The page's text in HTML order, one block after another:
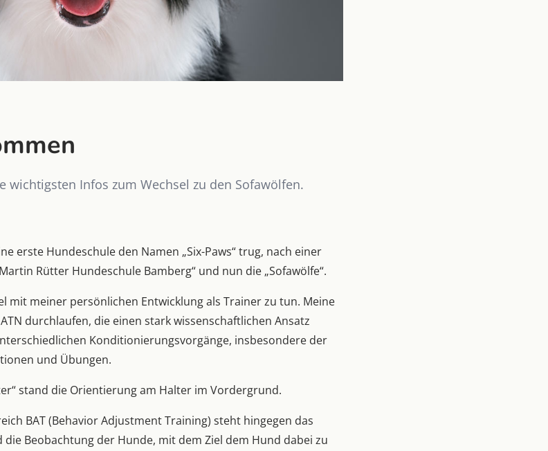
wichtigsten Infos zum Wechsel zu den Sofawölfen.
erste Hundeschule den Namen „Six-Paws“ trug, nach einer
Rütter Hundeschule Bamberg“ und nun die „Sofawölfe“.
mit meiner persönlichen Entwicklung als Trainer zu tun. Meine
durchlaufen, die einen stark wissenschaftlichen Ansatz
Konditionierungsvorgänge, insbesondere der
und Übungen.
stand die Orientierung am Halter im Vordergrund.
BAT (Behavior Adjustment Training) steht hingegen das
Beobachtung der Hunde, mit dem Ziel dem Hund dabei zu